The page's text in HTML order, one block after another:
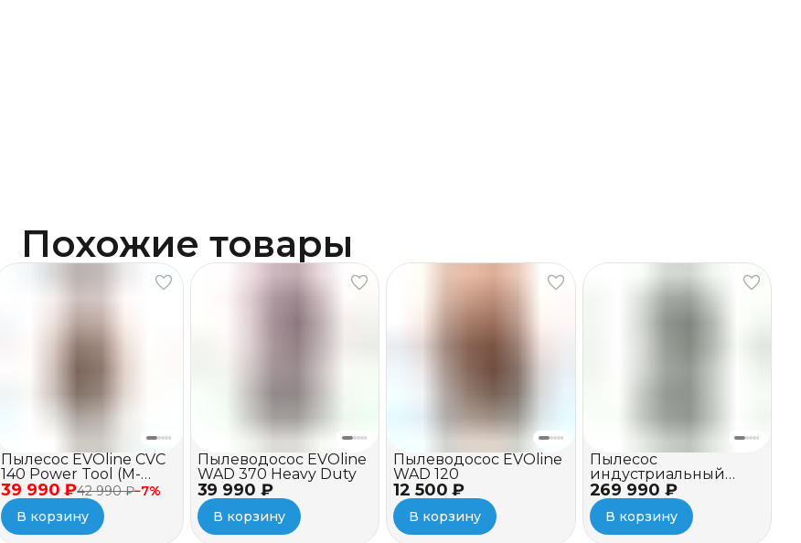
Похожие товары
39 990 ₽42 990 ₽−7%
Пылесос EVOline CVC
140 Power Tool (M-
class)
В корзину
39 990 ₽
Пылеводосос EVOline
WAD 370 Heavy Duty
В корзину
12 500 ₽
Пылеводосос EVOline
WAD 120
В корзину
269 990 ₽
Пылесос
индустриальный
EVOline IVC 1100-22
В корзину